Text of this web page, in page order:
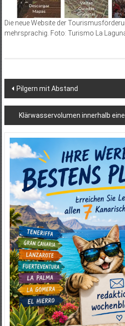
Die neue Website der
mehrsprachig. Foto: Turismo La
Beitragsnavigation
Pilgern mit Abstand
Klärwasservolumen innerhalb